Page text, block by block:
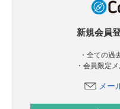
新規会員
・全ての過
・会員限定
メー